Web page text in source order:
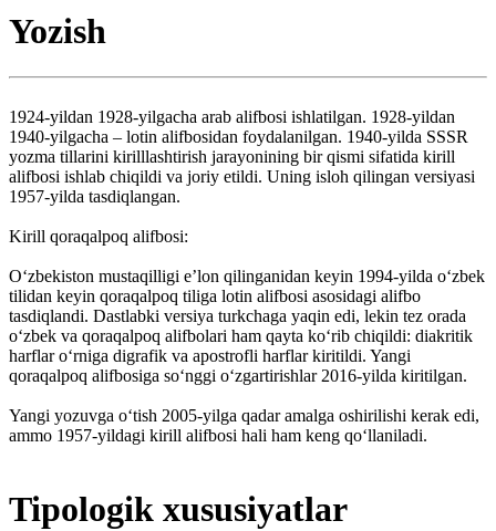
Yozish
1924-yildan 1928-yilgacha arab alifbosi ishlatilgan. 1928-yildan
1940-yilgacha – lotin alifbosidan foydalanilgan. 1940-yilda SSSR
yozma tillarini kirilllashtirish jarayonining bir qismi sifatida kirill
alifbosi ishlab chiqildi va joriy etildi. Uning isloh qilingan versiyasi
1957-yilda tasdiqlangan.
Kirill qoraqalpoq alifbosi:
Oʻzbekiston mustaqilligi eʼlon qilinganidan keyin 1994-yilda oʻzbek
tilidan keyin qoraqalpoq tiliga lotin alifbosi asosidagi alifbo
tasdiqlandi. Dastlabki versiya turkchaga yaqin edi, lekin tez orada
oʻzbek va qoraqalpoq alifbolari ham qayta koʻrib chiqildi: diakritik
harflar oʻrniga digrafik va apostrofli harflar kiritildi. Yangi
qoraqalpoq alifbosiga soʻnggi oʻzgartirishlar 2016-yilda kiritilgan.
Yangi yozuvga oʻtish 2005-yilga qadar amalga oshirilishi kerak edi,
ammo 1957-yildagi kirill alifbosi hali ham keng qoʻllaniladi.
Tipologik xususiyatlar